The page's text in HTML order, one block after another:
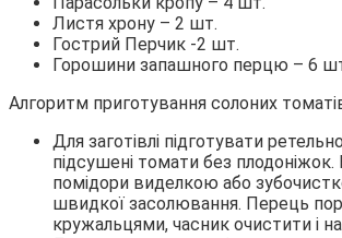
Листя хрону – 2 шт.
Гострий Перчик -2 шт.
Горошини запашного перцю – 6
Алгоритм приготування солоних
Для заготівлі підготувати
підсушені томати без
помідори виделкою або
швидкої засолювання. Перець
кружальцями, часник очистити і